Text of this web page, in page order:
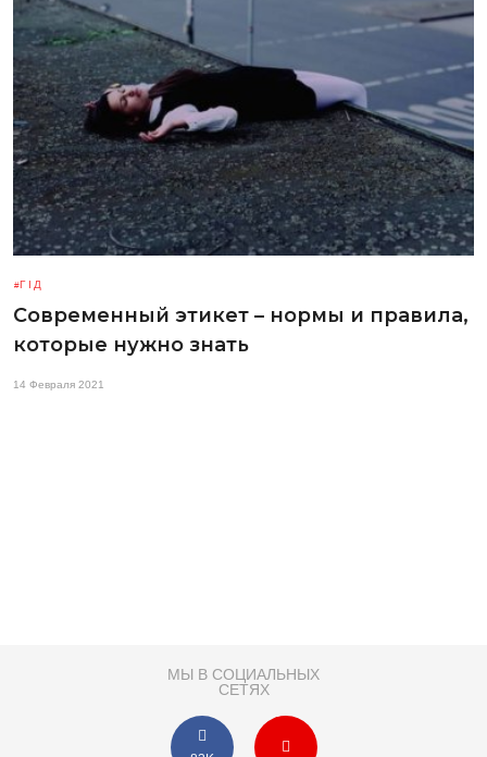
ГІД
Современный этикет – нормы и правила,
которые нужно знать
14 Февраля 2021
МЫ В СОЦИАЛЬНЫХ
СЕТЯХ